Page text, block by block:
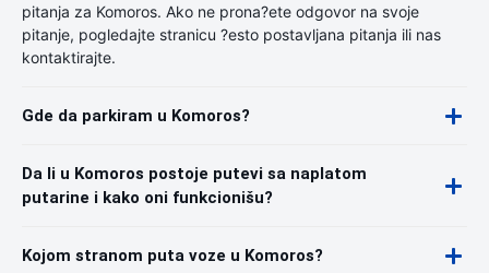
pitanja za Komoros. Ako ne prona?ete odgovor na svoje
pitanje, pogledajte stranicu ?esto postavljana pitanja ili nas
kontaktirajte.
Gde da parkiram u Komoros?
Da li u Komoros postoje putevi sa naplatom
putarine i kako oni funkcionišu?
Kojom stranom puta voze u Komoros?